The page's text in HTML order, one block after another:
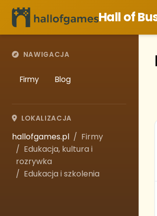
Hall of
NAWIGACJA
Firmy Blog
LOKALIZACJA
hallofgames.pl
Firmy
Edukacja, kultura i
rozrywka
Edukacja i szkolenia